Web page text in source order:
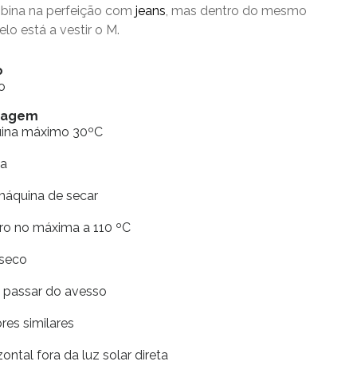
na perfeição comjeans, mas dentro do mesmo
está a vestir o M.
máximo 30ºC
de secar
no máxima a 110 ºC
passar do avesso
similares
fora da luz solar direta